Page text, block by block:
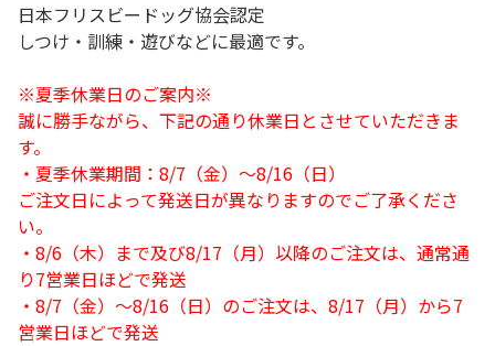
日本フリスビードッグ協会認定
しつけ・訓練・遊びなどに最適です。
※夏季休業日のご案内※
誠に勝手ながら、下記の通り休業日とさせていただきま
す。
・夏季休業期間：8/7（金）～8/16（日）
ご注文日によって発送日が異なりますのでご了承くださ
い。
・8/6（木）まで及び8/17（月）以降のご注文は、通常通
り7営業日ほどで発送
・8/7（金）～8/16（日）のご注文は、8/17（月）から7
営業日ほどで発送